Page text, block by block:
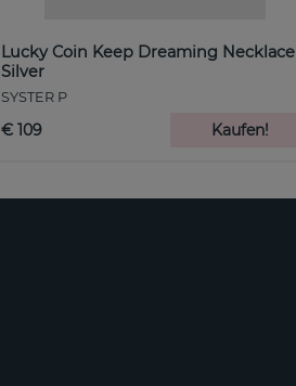
Lucky Coin Keep Dreaming Necklace
Silver
SYSTER P
€ 109 Kaufen!